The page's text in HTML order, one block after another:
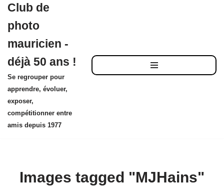
au
contenu
Club de
photo
mauricien -
déjà 50 ans !
Se regrouper pour
apprendre, évoluer,
exposer,
compétitionner entre
amis depuis 1977
Images tagged "MJHains"